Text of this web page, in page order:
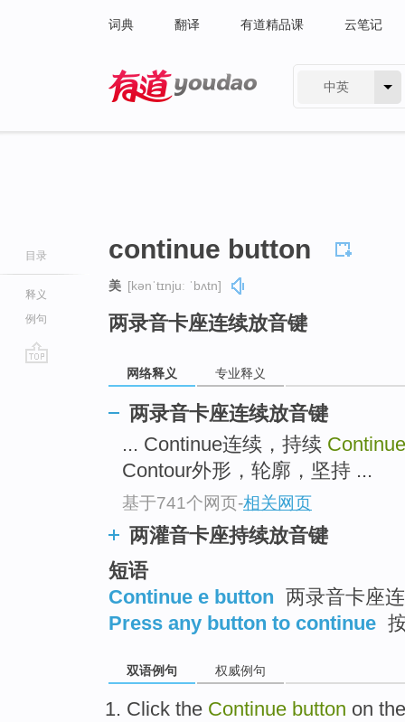
词典 翻译 有道精品课 云笔记
中英
目录
释义
例句
continue button
美 [kənˈtɪnjuː ˈbʌtn]
两录音卡座连续放音键
网络释义 专业释义
两录音卡座连续放音键
... Continue连续，持续
Contour外形，轮廓，坚持 ...
基于741个网页-相关网页
两灌音卡座持续放音键
短语
Continue e button 两录音卡座
Press any button to continue
双语例句 权威例句
Click the Continue button on the